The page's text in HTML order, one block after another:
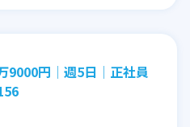
9000円│週5日│正社員